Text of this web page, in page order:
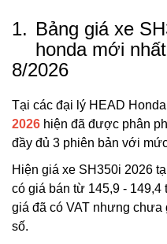
1. Bảng giá xe
honda mới
8/2026
Tại các đại lý HEAD
2026 hiện đã được phân
đầy đủ 3 phiên bản với
Hiện giá xe SH350i 2026
có giá bán từ 145,9 - 149,4
giá đã có VAT nhưng chưa
số.